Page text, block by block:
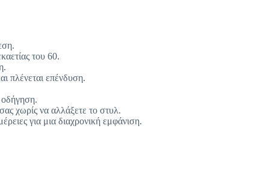
του 60.
πλένεται επένδυση.
χωρίς να αλλάξετε το στυλ.
για μια διαχρονική εμφάνιση.